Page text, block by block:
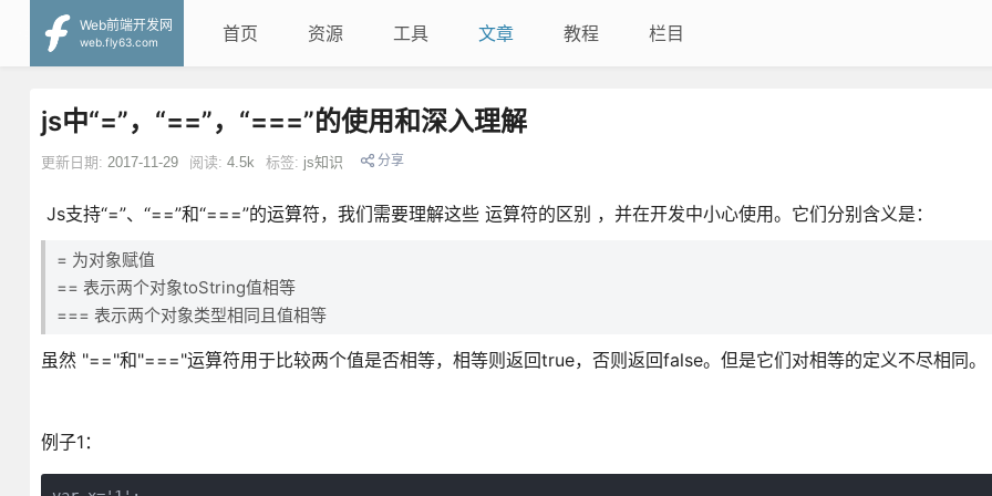
Web前端开发网
web.fly63.com
首页 资源 工具 文章 教程 栏目
js中“=”，“==”，“===”的使用和深入理解
更新日期: 2017-11-29 阅读: 4.5k 标签: js知识 分享
Js支持“=”、“==”和“===”的运算符，我们需要理解这些 运算符的区别 ，并在开发中小心使用。它们分别含义是：
= 为对象赋值
== 表示两个对象toString值相等
=== 表示两个对象类型相同且值相等
虽然 "=="和"==="运算符用于比较两个值是否相等，相等则返回true，否则返回false。但是它们对相等的定义不尽相同。
例子1：